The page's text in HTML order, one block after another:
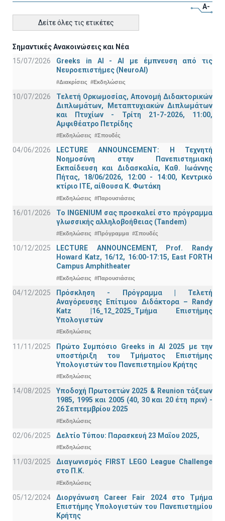
A-
Δείτε όλες τις ετικέτες
Σημαντικές Ανακοινώσεις και Νέα
15/07/2026
Greeks in AI - ΑΙ με έμπνευση από τις
Νευροεπιστήμες (NeuroAI)
#Διακρίσεις #Εκδηλώσεις
10/07/2026
Τελετή Ορκωμοσίας, Απονομή Διδακτορικών
Διπλωμάτων, Μεταπτυχιακών Διπλωμάτων
και Πτυχίων - Τρίτη 21-7-2026, 11:00,
Αμφιθέατρο Πετρίδης
#Εκδηλώσεις #Σπουδές
04/06/2026
LECTURE ANNOUNCEMENT: Η Τεχνητή
Νοημοσύνη στην Πανεπιστημιακή
Εκπαίδευση και Διδασκαλία, Καθ. Ιωάννης
Πήτας, 18/06/2026, 12:00 - 14:00, Κεντρικό
κτίριο ΙΤΕ, αίθουσα Κ. Φωτάκη
#Εκδηλώσεις #Παρουσιάσεις
16/01/2026
Το INGENIUM σας προσκαλεί στο πρόγραμμα
γλωσσικής αλληλοβοήθειας (Tandem)
#Εκδηλώσεις #Πρόγραμμα #Σπουδές
10/12/2025
LECTURE ANNOUNCEMENT, Prof. Randy
Howard Katz, 16/12, 16:00-17:15, East FORTH
Campus Amphitheater
#Εκδηλώσεις #Παρουσιάσεις
04/12/2025
Πρόσκληση - Πρόγραμμα | Τελετή
Αναγόρευσης Επίτιμου Διδάκτορα – Randy
Katz |16_12_2025_Τμήμα Επιστήμης
Υπολογιστών
#Εκδηλώσεις
11/11/2025
Πρώτο Συμπόσιο Greeks in AI 2025 με την
υποστήριξη του Τμήματος Επιστήμης
Υπολογιστών του Πανεπιστημίου Κρήτης
#Εκδηλώσεις
14/08/2025
Υποδοχή Πρωτοετών 2025 & Reunion τάξεων
1985, 1995 και 2005 (40, 30 και 20 έτη πριν) -
26 Σεπτεμβρίου 2025
#Εκδηλώσεις
02/06/2025 Δελτίο Τύπου: Παρασκευή 23 Μαΐου 2025,
#Εκδηλώσεις
11/03/2025
Διαγωνισμός FIRST LEGO League Challenge
στο Π.Κ.
#Εκδηλώσεις
05/12/2024
Διοργάνωση Career Fair 2024 στο Τμήμα
Επιστήμης Υπολογιστών του Πανεπιστημίου
Κρήτης